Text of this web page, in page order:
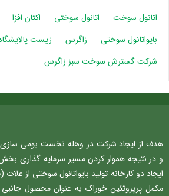
اتانول سوخت اتانول سوختی اکتان افزا
بایواتانول سوختی
زاگرس زیست
شرکت گسترش سوخت سبز زاگرس
هدف از ایجاد شرکت در وهله نخست بومی سازی
و در نتیجه هموار کردن مسیر سرمایه گذاری
ایجاد دو کارخانه تولید بایواتانول سوختی از
مکمل پرپروتئین خوراک به عنوان محصول